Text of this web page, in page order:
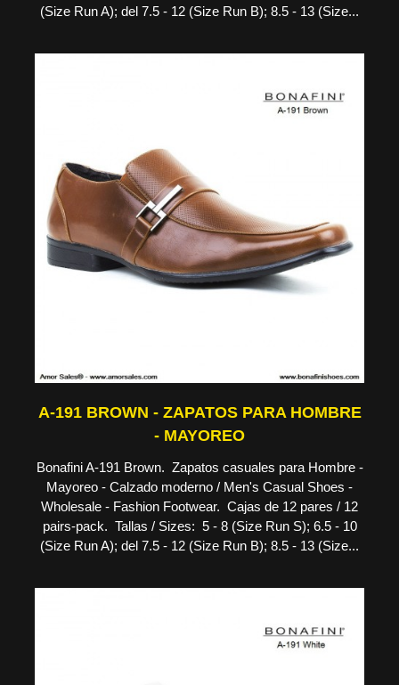
(Size Run A); del 7.5 - 12 (Size Run B); 8.5 - 13 (Size...
A-191 BROWN - ZAPATOS PARA HOMBRE
- MAYOREO
Bonafini A-191 Brown. Zapatos casuales para Hombre -
Mayoreo - Calzado moderno / Men's Casual Shoes -
Wholesale - Fashion Footwear. Cajas de 12 pares / 12
pairs-pack. Tallas / Sizes: 5 - 8 (Size Run S); 6.5 - 10
(Size Run A); del 7.5 - 12 (Size Run B); 8.5 - 13 (Size...